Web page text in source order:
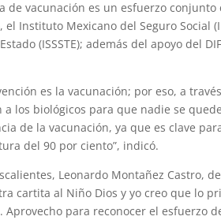
de vacunación es un esfuerzo
el Instituto Mexicano del Seguro Social
(ISSSTE); además del apoyo del
es la vacunación; por eso, a
los biológicos para que nadie se
de la vacunación, ya que es clave
del 90 por ciento”, indicó.
Leonardo Montañez Castro,
cartita al Niño Dios y yo creo que lo
para reconocer el esfuerzo